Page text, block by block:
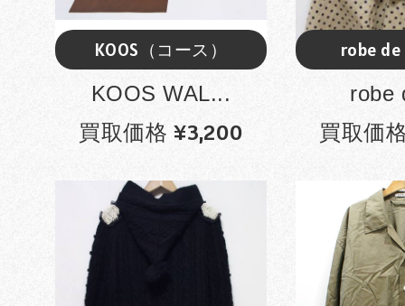
KOOS（コース）
KOOS WAL...
買取価格 ¥3,200
robe
robe
買取価